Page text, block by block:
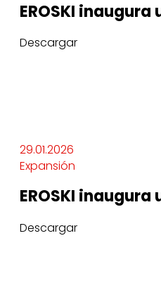
EROSKI
Descargar
29.01.2026
Expansión
EROSKI
Descargar